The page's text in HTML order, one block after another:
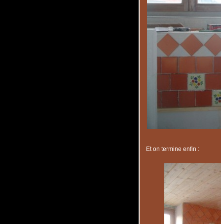
Et on termine enfin :